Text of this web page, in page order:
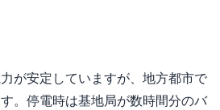
が安定していますが、地方都市で
。停電時は基地局が数時間分のバ